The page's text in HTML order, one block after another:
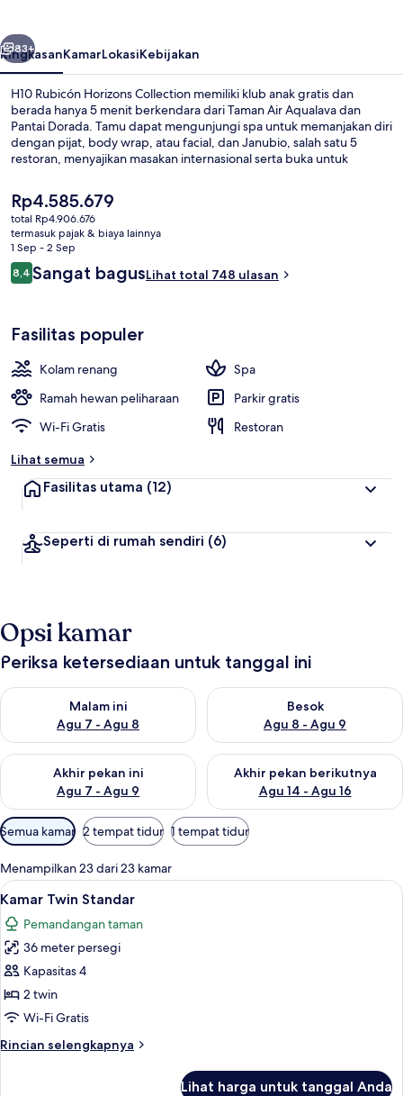
Berikutnya
83+
RingkasanKamarLokasiKebijakan
H10 Rubicón Horizons Collection memiliki klub anak gratis dan
berada hanya 5 menit berkendara dari Taman Air Aqualava dan
Pantai Dorada. Tamu dapat mengunjungi spa untuk memanjakan diri
dengan pijat, body wrap, atau facial, dan Janubio, salah satu 5
restoran, menyajikan masakan internasional serta buka untuk
mewah ini meliputi 6 kolam renang outdoor, bar tepi kolam renang,
dan pusat kebugaran.
Harga
saat
ini
Rp4.585.679
Rp4.585.679
total Rp4.906.676
termasuk pajak & biaya lainnya
1 Sep - 2 Sep
Ulasan
8,48,4 dari 10
Sangat bagusLihat total 748 ulasan
Fasilitas populer
Kolam renang
Spa
Ramah hewan peliharaan
Parkir gratis
Wi-Fi Gratis
Restoran
Lihat semua
Fasilitas utama (12)
Seperti di rumah sendiri (6)
Opsi kamar
Periksa ketersediaan untuk tanggal ini
Malam ini
Agu 7 - Agu 8
Periksa ketersediaan untuk malam ini Agu 7 - Agu 8
Besok
Agu 8 - Agu 9
Periksa ketersediaan untuk
Akhir pekan ini
Agu 7 - Agu 9
Periksa ketersediaan untuk akhir pekan ini Agu 7 - Agu 9
Akhir pekan berikutnya
Agu 14 - Agu 16
Periksa ketersediaan untuk
Filter
tersedia
untuk
kamar
Semua kamar 2 tempat tidur 1 tempat tidur
Menampilkan 23 dari 23 kamar
Lihat
semua
foto
untuk
Kamar
Twin
Standar
Minibar, brankas, meja kerja, dan
8
Kamar Twin Standar
Pemandangan taman
36 meter persegi
Kapasitas 4
2 twin
Wi-Fi Gratis
Rincian selengkapnya
Rincian
Lihat harga untuk tanggal Anda